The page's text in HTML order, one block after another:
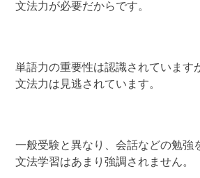
文法力が必要だからです。
単語力の重要性は認識されています
文法力は見逃されています。
一般受験と異なり、会話などの勉強
文法学習はあまり強調されません。